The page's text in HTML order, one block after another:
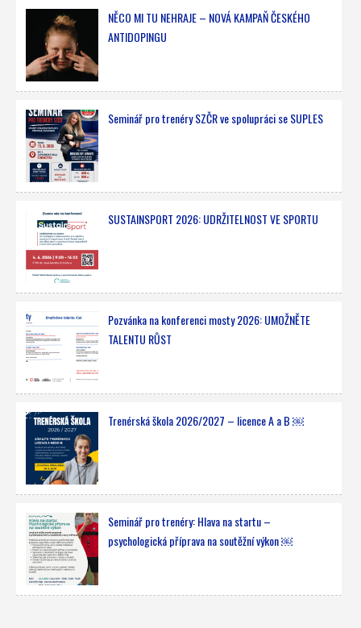
NĚCO MI TU NEHRAJE – NOVÁ KAMPAŇ ČESKÉHO
ANTIDOPINGU
Seminář pro trenéry SZČR ve spolupráci se SUPLES
SUSTAINSPORT 2026: UDRŽITELNOST VE SPORTU
Pozvánka na konferenci mosty 2026: UMOŽNĚTE
TALENTU RŮST
Trenérská škola 2026/2027 – licence A a B ￼
Seminář pro trenéry: Hlava na startu –
psychologická příprava na soutěžní výkon ￼